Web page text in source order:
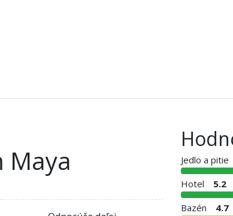
Maya Jedlo a pitie
Hotel
5.2
Bazén
4.7